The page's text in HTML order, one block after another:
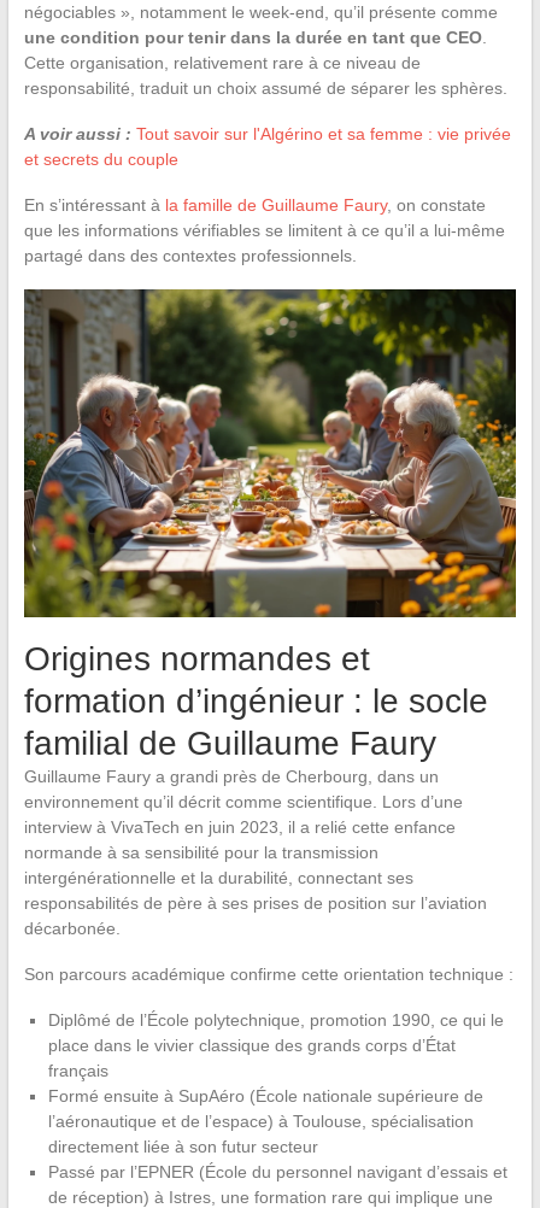
négociables », notamment le week-end, qu’il présente comme
une condition pour tenir dans la durée en tant que CEO.
Cette organisation, relativement rare à ce niveau de
responsabilité, traduit un choix assumé de séparer les sphères.
A voir aussi : Tout savoir sur l'Algérino et sa femme : vie privée
et secrets du couple
En s’intéressant à la famille de Guillaume Faury, on constate
que les informations vérifiables se limitent à ce qu’il a lui-même
partagé dans des contextes professionnels.
Origines normandes et
formation d’ingénieur : le socle
familial de Guillaume Faury
Guillaume Faury a grandi près de Cherbourg, dans un
environnement qu’il décrit comme scientifique. Lors d’une
interview à VivaTech en juin 2023, il a relié cette enfance
normande à sa sensibilité pour la transmission
intergénérationnelle et la durabilité, connectant ses
responsabilités de père à ses prises de position sur l’aviation
décarbonée.
Son parcours académique confirme cette orientation technique :
Diplômé de l’École polytechnique, promotion 1990, ce qui le
place dans le vivier classique des grands corps d’État
français
Formé ensuite à SupAéro (École nationale supérieure de
l’aéronautique et de l’espace) à Toulouse, spécialisation
directement liée à son futur secteur
Passé par l’EPNER (École du personnel navigant d’essais et
de réception) à Istres, une formation rare qui implique une